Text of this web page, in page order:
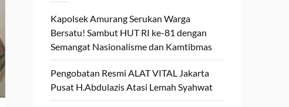
Kapolsek Amurang Serukan Warga
Bersatu! Sambut HUT RI ke-81 dengan
Semangat Nasionalisme dan Kamtibmas
Pengobatan Resmi ALAT VITAL Jakarta
Pusat H.Abdulazis Atasi Lemah Syahwat